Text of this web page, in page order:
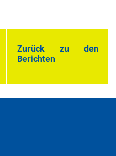
Zurück zu den
Berichten